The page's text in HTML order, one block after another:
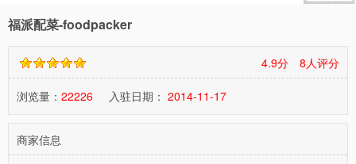
福派配菜-foodpacker
4.9分 8人评分
浏览量： 22226 入驻日期： 2014-11-17
商家信息